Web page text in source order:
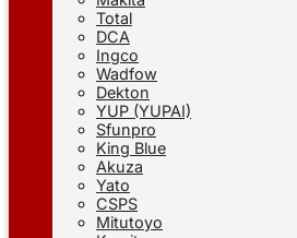
Total
DCA
Ingco
Wadfow
Dekton
YUP (YUPAI)
Sfunpro
King Blue
Akuza
Yato
CSPS
Mitutoyo